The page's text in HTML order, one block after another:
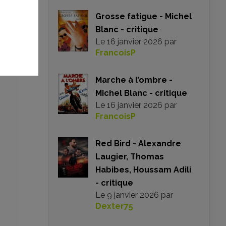
Grosse fatigue - Michel
Blanc - critique
Le 16 janvier 2026 par
FrancoisP
Marche à l’ombre -
Michel Blanc - critique
Le 16 janvier 2026 par
FrancoisP
Red Bird - Alexandre
Laugier, Thomas
Habibes, Houssam Adili
- critique
Le 9 janvier 2026 par
Dexter75